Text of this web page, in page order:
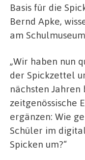
Basis für die
Bernd Apke,
am
„Wir haben nun
der Spickzettel
nächsten Jahren
zeitgenössische
ergänzen: Wie
Schüler im
Spicken um?“